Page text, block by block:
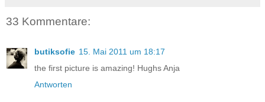
33 Kommentare:
butiksofie 15. Mai 2011 um 18:17
the first picture is amazing! Hughs Anja
Antworten